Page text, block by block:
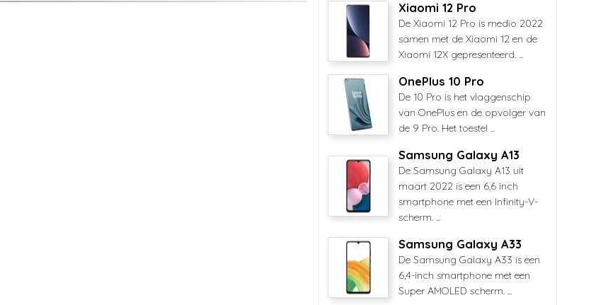
Xiaomi 12 Pro
De Xiaomi 12 Pro is medio 2022
samen met de Xiaomi 12 en de
Xiaomi 12X gepresenteerd. ...
OnePlus 10 Pro
De 10 Pro is het vlaggenschip
van OnePlus en de opvolger van
de 9 Pro. Het toestel ...
Samsung Galaxy A13
De Samsung Galaxy A13 uit
maart 2022 is een 6,6 inch
smartphone met een Infinity-V-
scherm. ...
Samsung Galaxy A33
De Samsung Galaxy A33 is een
6,4-inch smartphone met een
Super AMOLED scherm. ...